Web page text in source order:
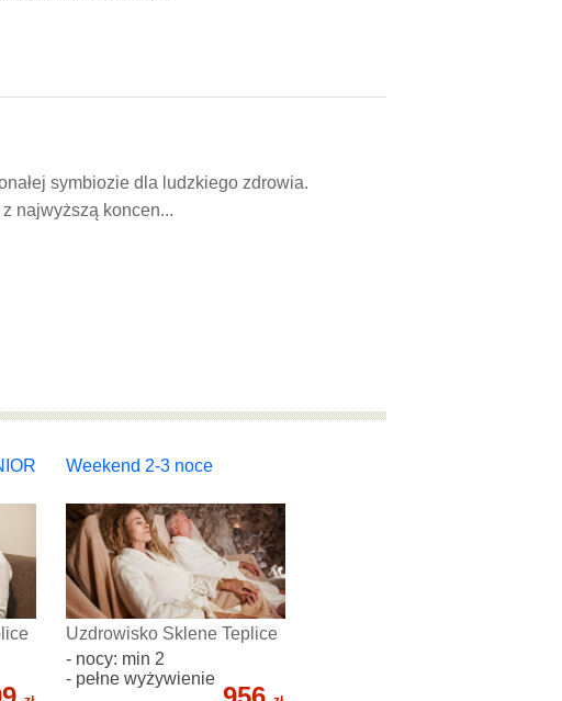
symbiozie dla ludzkiego zdrowia.
najwyższą koncen...
Weekend 2-3 noce
Uzdrowisko Sklene Teplice
- nocy: min 2
- pełne wyżywienie